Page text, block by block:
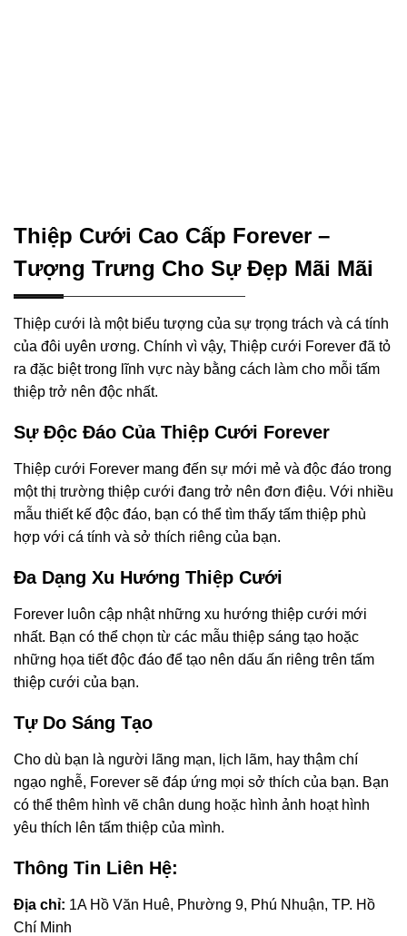
Thiệp Cưới Cao Cấp Forever –
Tượng Trưng Cho Sự Đẹp Mãi Mãi
Thiệp cưới là một biểu tượng của sự trọng trách và cá tính
của đôi uyên ương. Chính vì vậy, Thiệp cưới Forever đã tỏ
ra đặc biệt trong lĩnh vực này bằng cách làm cho mỗi tấm
thiệp trở nên độc nhất.
Sự Độc Đáo Của Thiệp Cưới Forever
Thiệp cưới Forever mang đến sự mới mẻ và độc đáo trong
một thị trường thiệp cưới đang trở nên đơn điệu. Với nhiều
mẫu thiết kế độc đáo, bạn có thể tìm thấy tấm thiệp phù
hợp với cá tính và sở thích riêng của bạn.
Đa Dạng Xu Hướng Thiệp Cưới
Forever luôn cập nhật những xu hướng thiệp cưới mới
nhất. Bạn có thể chọn từ các mẫu thiệp sáng tạo hoặc
những họa tiết độc đáo để tạo nên dấu ấn riêng trên tấm
thiệp cưới của bạn.
Tự Do Sáng Tạo
Cho dù bạn là người lãng mạn, lịch lãm, hay thậm chí
ngạo nghễ, Forever sẽ đáp ứng mọi sở thích của bạn. Bạn
có thể thêm hình vẽ chân dung hoặc hình ảnh hoạt hình
yêu thích lên tấm thiệp của mình.
Thông Tin Liên Hệ:
Địa chỉ: 1A Hồ Văn Huê, Phường 9, Phú Nhuận, TP. Hồ
Chí Minh